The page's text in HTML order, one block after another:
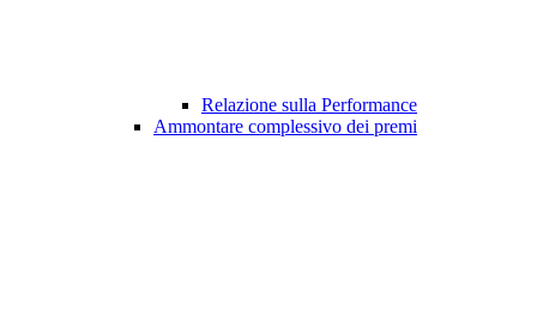
Relazione sulla Performance
Ammontare complessivo dei premi